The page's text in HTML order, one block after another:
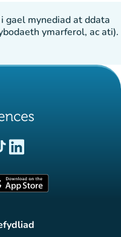
gael mynediad at ddata
ymarferol, ac ati).
newydd)
(tab newydd)
newydd)